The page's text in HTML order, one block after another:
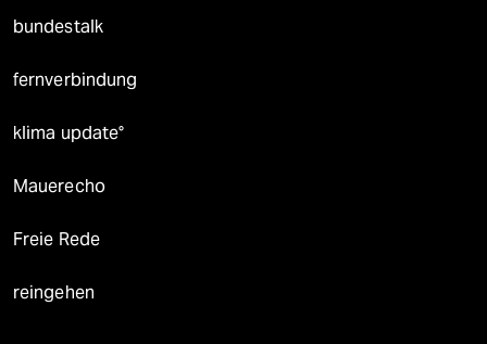
bundestalk
fernverbindung
klima update°
Mauerecho
Freie Rede
reingehen